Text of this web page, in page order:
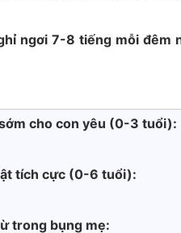
ngơi 7-8 tiếng mỗi đêm
cho con yêu (0-3 tuổi):
tích cực (0-6 tuổi):
trong bụng mẹ: